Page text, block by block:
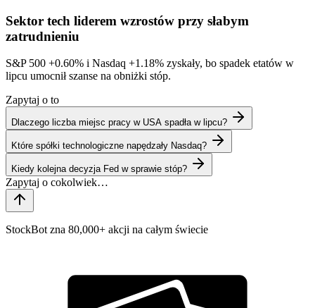
Sektor tech liderem wzrostów przy słabym
zatrudnieniu
S&P 500 +0.60% i Nasdaq +1.18% zyskały, bo spadek etatów w
lipcu umocnił szanse na obniżki stóp.
Zapytaj o to
Dlaczego liczba miejsc pracy w USA spadła w lipcu?
Które spółki technologiczne napędzały Nasdaq?
Kiedy kolejna decyzja Fed w sprawie stóp?
StockBot zna 80,000+ akcji na całym świecie